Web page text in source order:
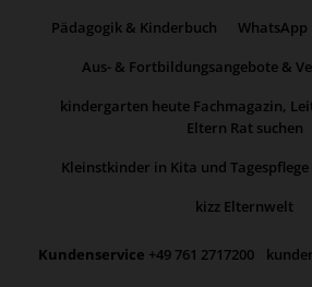
Pädagogik & Kinderbuch
WhatsApp
Aus- & Fortbildungsangebote &
kindergarten heute Fachmagazin,
Eltern Rat suchen
Kleinstkinder in Kita und Tagespflege
kizz Elternwelt
Kundenservice +49 761 2717200